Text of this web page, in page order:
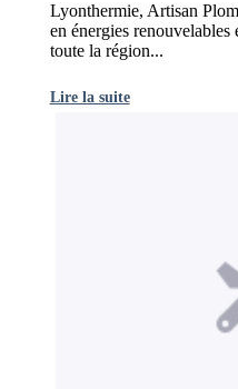
Lyonthermie, Artisan
en énergies
toute la région...
Lire la suite